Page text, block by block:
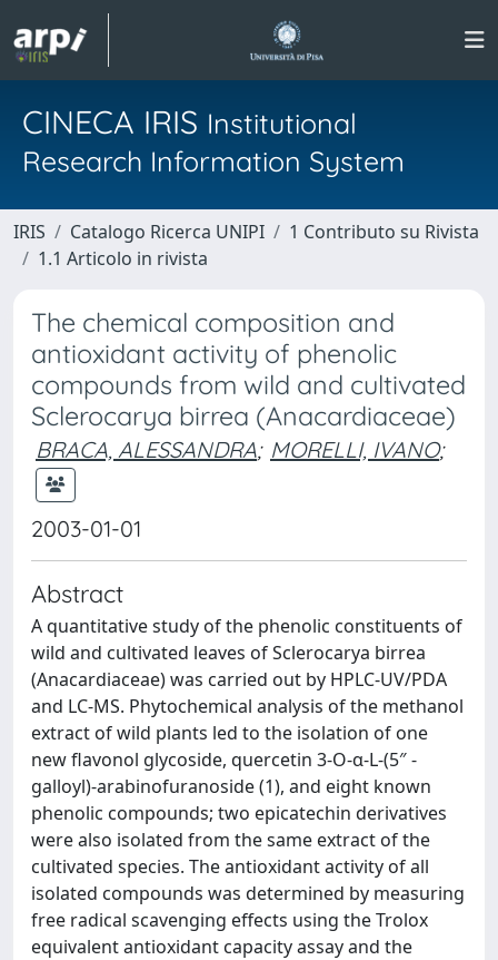
CINECA IRIS Institutional
Research Information System
IRIS Catalogo Ricerca UNIPI
1 Contributo su Rivista
1.1 Articolo in rivista
The chemical composition and
antioxidant activity of phenolic
compounds from wild and cultivated
Sclerocarya birrea (Anacardiaceae)
BRACA, ALESSANDRA; MORELLI, IVANO;
2003-01-01
Abstract
A quantitative study of the phenolic constituents of
wild and cultivated leaves of Sclerocarya birrea
(Anacardiaceae) was carried out by HPLC-UV/PDA
and LC-MS. Phytochemical analysis of the methanol
extract of wild plants led to the isolation of one
new flavonol glycoside, quercetin 3-O-α-L-(5″ -
galloyl)-arabinofuranoside (1), and eight known
phenolic compounds; two epicatechin derivatives
were also isolated from the same extract of the
cultivated species. The antioxidant activity of all
isolated compounds was determined by measuring
free radical scavenging effects using the Trolox
equivalent antioxidant capacity assay and the